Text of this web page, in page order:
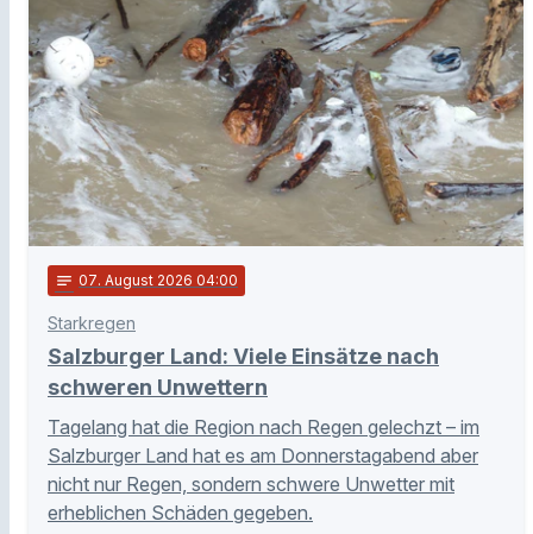
notes 07. August 2026 04:00
Starkregen
Salzburger Land: Viele Einsätze nach
schweren Unwettern
Tagelang hat die Region nach Regen gelechzt – im
Salzburger Land hat es am Donnerstagabend aber
nicht nur Regen, sondern schwere Unwetter mit
erheblichen Schäden gegeben.